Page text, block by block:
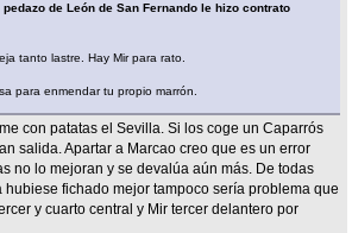
pedazo de León de San Fernando le hizo contrato
tanto lastre. Hay Mir para rato.
para enmendar tu propio marrón.
con patatas el Sevilla. Si los coge un Caparrós
salida. Apartar a Marcao creo que es un error
no lo mejoran y se devalúa aún más. De todas
hubiese fichado mejor tampoco sería problema que
y cuarto central y Mir tercer delantero por